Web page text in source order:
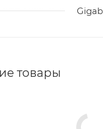
товары